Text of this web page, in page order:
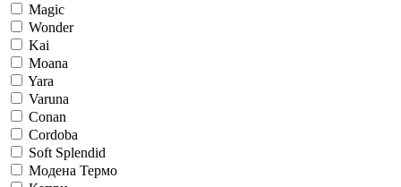
Magic
Wonder
Kai
Moana
Yara
Varuna
Conan
Cordoba
Soft Splendid
Модена Термо